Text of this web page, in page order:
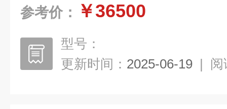
参考价： ￥36500
型号：
更新时间： 2025-06-19 | 阅